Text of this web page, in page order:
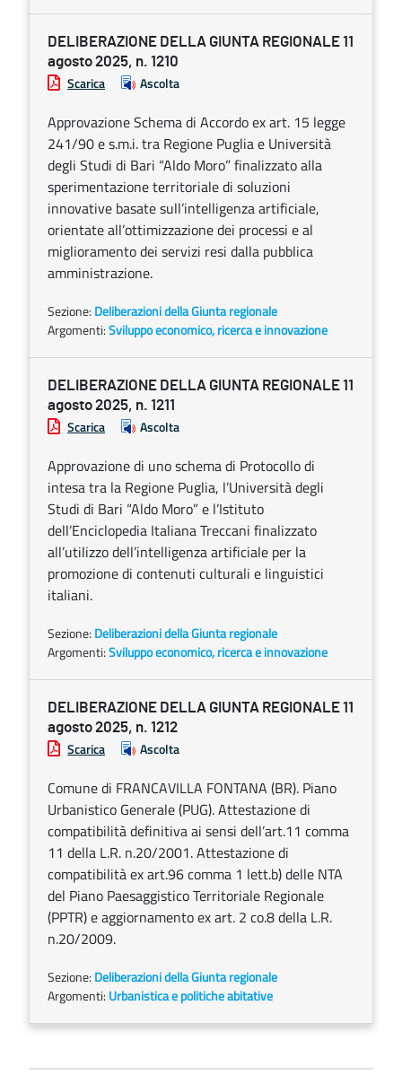
DELIBERAZIONE DELLA GIUNTA REGIONALE 11
agosto 2025, n. 1210
Scarica Ascolta
Approvazione Schema di Accordo ex art. 15 legge
241/90 e s.m.i. tra Regione Puglia e Università
degli Studi di Bari “Aldo Moro” finalizzato alla
sperimentazione territoriale di soluzioni
innovative basate sull’intelligenza artificiale,
orientate all’ottimizzazione dei processi e al
miglioramento dei servizi resi dalla pubblica
amministrazione.
Sezione: Deliberazioni della Giunta regionale
Argomenti:Sviluppo economico, ricerca e innovazione
DELIBERAZIONE DELLA GIUNTA REGIONALE 11
agosto 2025, n. 1211
Scarica Ascolta
Approvazione di uno schema di Protocollo di
intesa tra la Regione Puglia, l’Università degli
Studi di Bari “Aldo Moro” e l’Istituto
dell’Enciclopedia Italiana Treccani finalizzato
all’utilizzo dell’intelligenza artificiale per la
promozione di contenuti culturali e linguistici
italiani.
Sezione: Deliberazioni della Giunta regionale
Argomenti:Sviluppo economico, ricerca e innovazione
DELIBERAZIONE DELLA GIUNTA REGIONALE 11
agosto 2025, n. 1212
Scarica Ascolta
Comune di FRANCAVILLA FONTANA (BR). Piano
Urbanistico Generale (PUG). Attestazione di
compatibilità definitiva ai sensi dell’art.11 comma
11 della L.R. n.20/2001. Attestazione di
compatibilità ex art.96 comma 1 lett.b) delle NTA
del Piano Paesaggistico Territoriale Regionale
(PPTR) e aggiornamento ex art. 2 co.8 della L.R.
n.20/2009.
Sezione: Deliberazioni della Giunta regionale
Argomenti: Urbanistica e politiche abitative